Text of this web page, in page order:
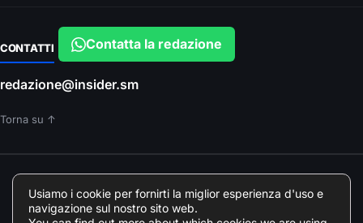
CONTATTI Contatta la redazione
redazione@insider.sm
Torna su ↑
Insider srls – VIA ARGONNE, 10 – PARMA
Direttore responsabile: Francesca Devincenzi
Usiamo i cookie per fornirti la miglior esperienza d'uso e
navigazione sul nostro sito web.